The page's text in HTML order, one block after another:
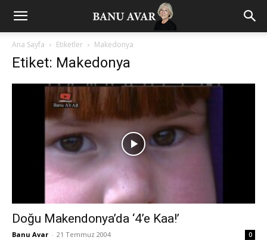
Ana Sayfa Etiketler Makedonya
Etiket: Makedonya
Doğu Makendonya’da ‘4’e Kaa!’
Banu Avar - 21 Temmuz 2004 0